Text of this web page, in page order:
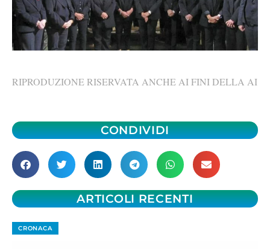
RIPRODUZIONE RISERVATA ANCHE AI FINI DELLA AI
CONDIVIDI
ARTICOLI RECENTI
CRONACA